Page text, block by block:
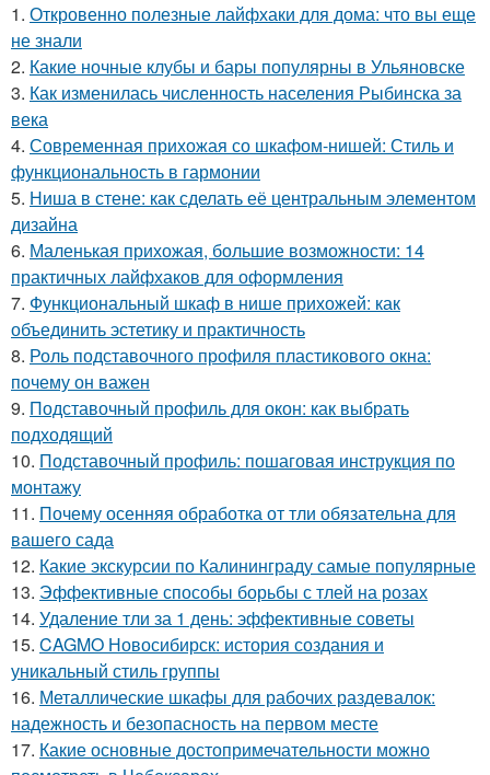
1. Откровенно полезные лайфхаки для дома: что вы еще
не знали
2. Какие ночные клубы и бары популярны в Ульяновске
3. Как изменилась численность населения Рыбинска за
века
4. Современная прихожая со шкафом-нишей: Стиль и
функциональность в гармонии
5. Ниша в стене: как сделать её центральным элементом
дизайна
6. Маленькая прихожая, большие возможности: 14
практичных лайфхаков для оформления
7. Функциональный шкаф в нише прихожей: как
объединить эстетику и практичность
8. Роль подставочного профиля пластикового окна:
почему он важен
9. Подставочный профиль для окон: как выбрать
подходящий
10. Подставочный профиль: пошаговая инструкция по
монтажу
11. Почему осенняя обработка от тли обязательна для
вашего сада
12. Какие экскурсии по Калининграду самые популярные
13. Эффективные способы борьбы с тлей на розах
14. Удаление тли за 1 день: эффективные советы
15. CAGMO Новосибирск: история создания и
уникальный стиль группы
16. Металлические шкафы для рабочих раздевалок:
надежность и безопасность на первом месте
17. Какие основные достопримечательности можно